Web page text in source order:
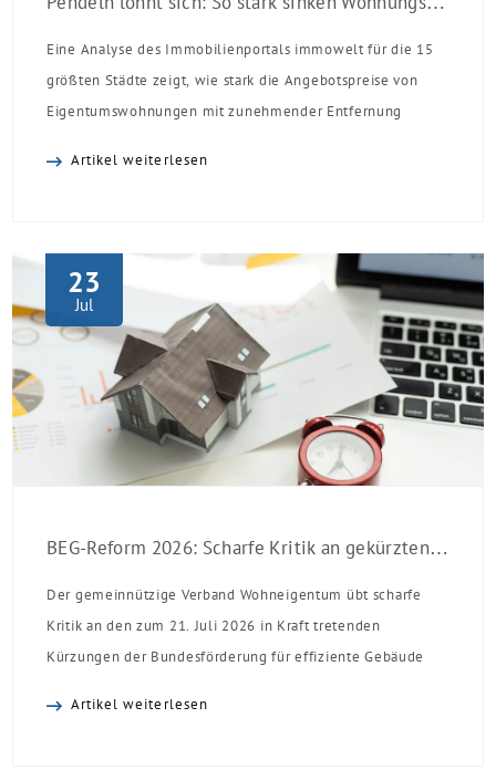
Eine Analyse des Immobilienportals immowelt für die 15
größten Städte zeigt, wie stark die Angebotspreise von
Eigentumswohnungen mit zunehmender Entfernung
Artikel weiterlesen
23
Jul
BEG-Reform 2026: Scharfe Kritik an gekürzten Sanierungsförderungen
Der gemeinnützige Verband Wohneigentum übt scharfe
Kritik an den zum 21. Juli 2026 in Kraft tretenden
Kürzungen der Bundesförderung für effiziente Gebäude
Artikel weiterlesen